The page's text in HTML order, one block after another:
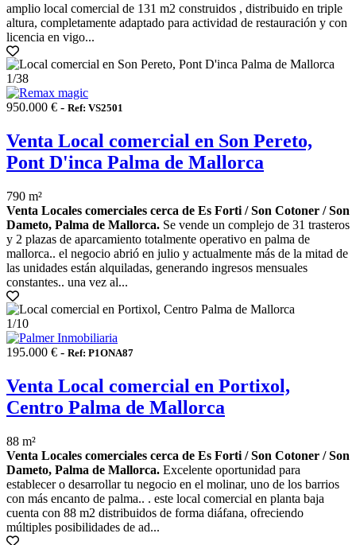
amplio local comercial de 131 m2 construidos , distribuido en triple
altura, completamente adaptado para actividad de restauración y con
licencia en vigo...
1/38
950.000 € - Ref: VS2501
Venta Local comercial en Son Pereto,
Pont D'inca Palma de Mallorca
790 m²
Venta Locales comerciales cerca de Es Forti / Son Cotoner / Son
Dameto, Palma de Mallorca. Se vende un complejo de 31 trasteros
y 2 plazas de aparcamiento totalmente operativo en palma de
mallorca.. el negocio abrió en julio y actualmente más de la mitad de
las unidades están alquiladas, generando ingresos mensuales
constantes.. una vez al...
1/10
195.000 € - Ref: P1ONA87
Venta Local comercial en Portixol,
Centro Palma de Mallorca
88 m²
Venta Locales comerciales cerca de Es Forti / Son Cotoner / Son
Dameto, Palma de Mallorca. Excelente oportunidad para
establecer o desarrollar tu negocio en el molinar, uno de los barrios
con más encanto de palma.. . este local comercial en planta baja
cuenta con 88 m2 distribuidos de forma diáfana, ofreciendo
múltiples posibilidades de ad...